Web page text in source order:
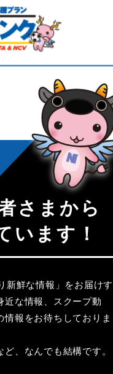
います！
新鮮な情報」をお届けす
近な情報、スクープ動
報をお待ちしておりま
、なんでも結構です。